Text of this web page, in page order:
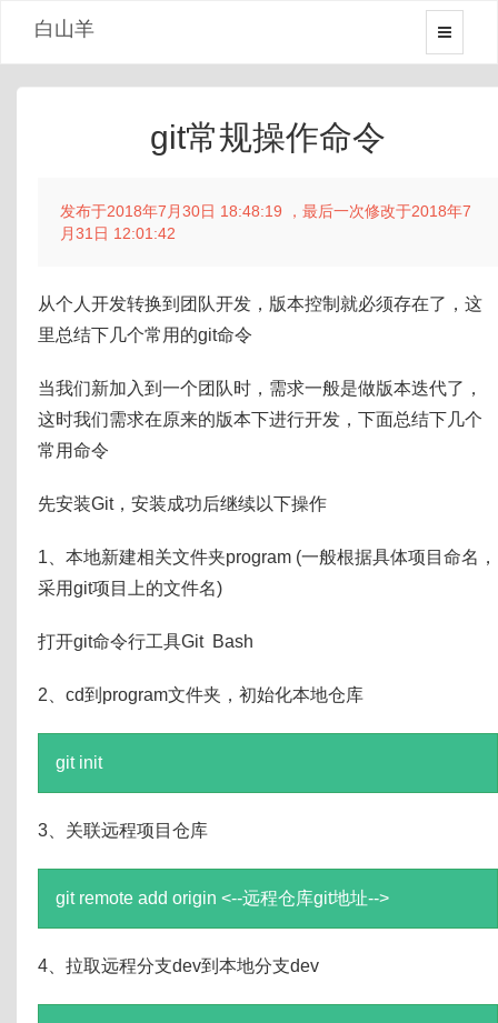
白山羊
git常规操作命令
发布于2018年7月30日 18:48:19 ，最后一次修改于2018年7
月31日 12:01:42
从个人开发转换到团队开发，版本控制就必须存在了，这
里总结下几个常用的git命令
当我们新加入到一个团队时，需求一般是做版本迭代了，
这时我们需求在原来的版本下进行开发，下面总结下几个
常用命令
先安装Git，安装成功后继续以下操作
1、本地新建相关文件夹program (一般根据具体项目命名，
采用git项目上的文件名)
打开git命令行工具Git Bash
2、cd到program文件夹，初始化本地仓库
git init
3、关联远程项目仓库
git remote add origin <--远程仓库git地址-->
4、拉取远程分支dev到本地分支dev